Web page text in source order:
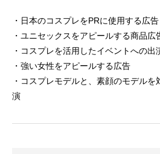
・日本のコスプレをPRに使用する広告
・ユニセックスをアピールする商品広
・コスプレを活用したイベントへの出
・強い女性をアピールする広告
・コスプレモデルと、素顔のモデル
演